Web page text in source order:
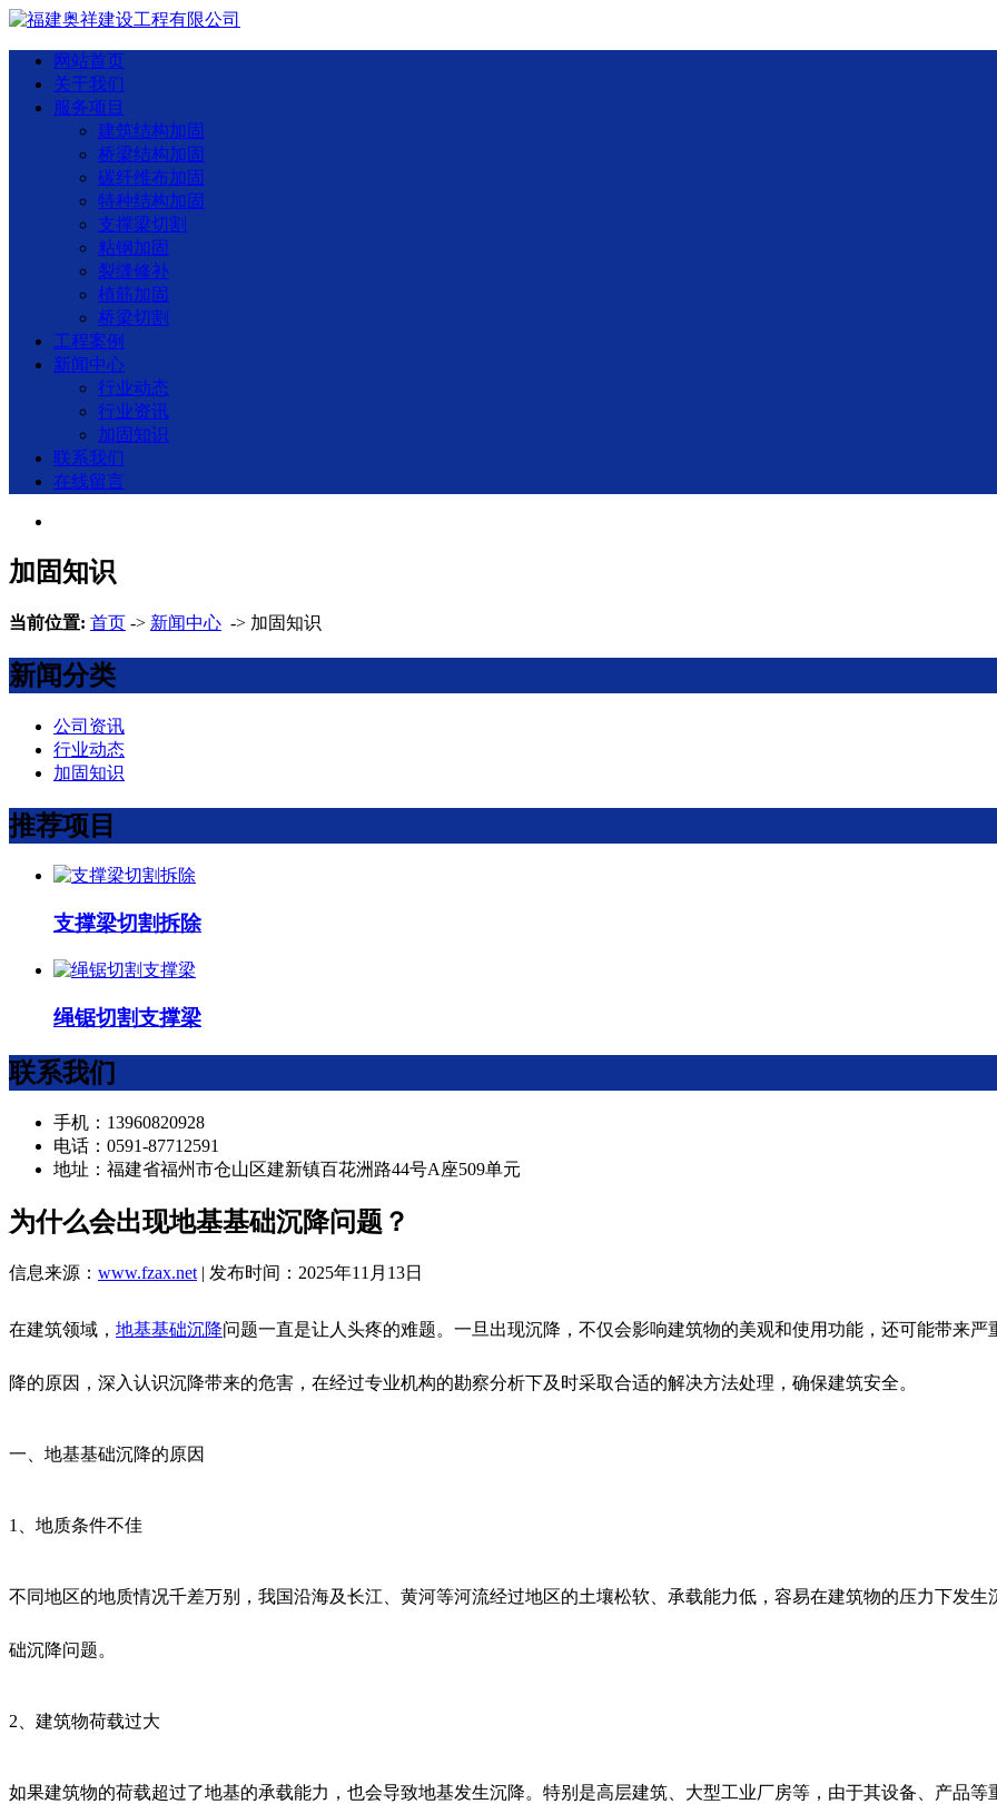
网站首页
关于我们
服务项目
建筑结构加固
桥梁结构加固
碳纤维布加固
特种结构加固
支撑梁切割
粘钢加固
裂缝修补
植筋加固
桥梁切割
工程案例
新闻中心
行业动态
行业资讯
加固知识
联系我们
在线留言
加固知识
当前位置: 首页 -> 新闻中心 -> 加固知识
新闻分类
公司资讯
行业动态
加固知识
推荐项目
支撑梁切割拆除
绳锯切割支撑梁
联系我们
手机：13960820928
电话：0591-87712591
地址：福建省福州市仓山区建新镇百花洲路44号A座509单元
为什么会出现地基基础沉降问题？
信息来源： www.fzax.net | 发布时间：2025年11月13日
在建筑领域， 地基基础沉降问题一直是让人头疼的难题。一旦出现沉降，不仅会影响建筑物的美观和使用功能，还可能带来
降的原因，深入认识沉降带来的危害，在经过专业机构的勘察分析下及时采取合适的解决方法处理，确保建筑安全。
一、地基基础沉降的原因
1 、地质条件不佳
不同地区的地质情况千差万别， 我国沿海及长江、黄河等河流经过地区的土壤松软、承载能力低 ，容易在建筑物的压力下发生
础沉降问题。
2 、建筑物荷载过大
如果建筑物的荷载超过了地基的承载能力，也会导致地基发生沉降。特别是高层建筑、大型工业厂房等，由于其设备、产品等